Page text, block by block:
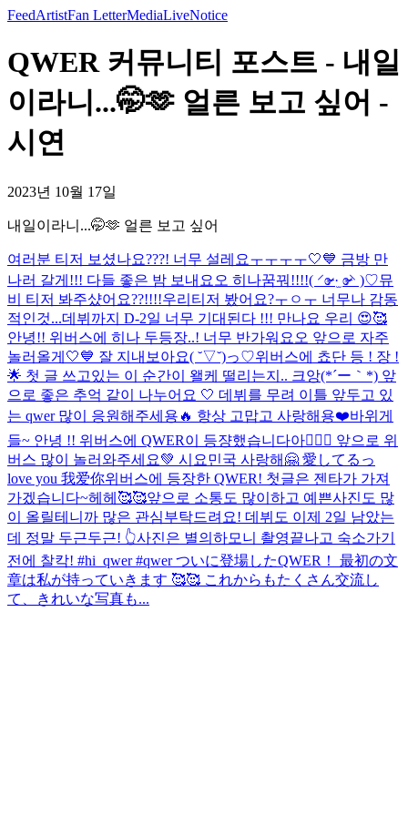
FeedArtistFan LetterMediaLiveNotice
QWER 커뮤니티 포스트 - 내일
이라니...🤭🫶 얼른 보고 싶어 -
시연
2023년 10월 17일
내일이라니...🤭🫶 얼른 보고 싶어
여러분 티저 보셨나요???! 너무 설레요ㅜㅜㅜㅜ🤍💙 금방 만
나러 갈게!!! 다들 좋은 밤 보내요오 히나꿈꿔!!!!( ⸍ɞ̴̶̷ ·̫ ɞ̴̶̷⸌ )♡뮤
비 티저 봐주샸어요??!!!!우리티저 봤어요?ㅜㅇㅜ 너무나 감동
적인것...데뷔까지 D-2일 너무 기대된다 !!! 만나요 우리 😍🥰
안녕!! 위버스에 히나 두등장..! 너무 반가워요오 앞으로 자주
놀러올게🤍💙 잘 지내보아요( ˘▽˘)っ♡위버스에 쵸단 등 ! 장 !
🌟 첫 글 쓰고있는 이 순간이 왤케 떨리는지.. 크앙(*´ー｀*) 앞
으로 좋은 추억 같이 나누어요 🤍 데뷔를 무려 이틀 앞두고 있
는 qwer 많이 응원해주세용🔥 항상 고맙고 사랑해용❤️바위게
들~ 안녕 !! 위버스에 QWER이 등쟝했습니다아💁🏻‍♀️ 앞으로 위
버스 많이 놀러와주세요💚 시요민국 사랑해🤗 愛してるっ
love you 我爱你위버스에 등장한 QWER! 첫글은 젠타가 가져
가겠습니다~헤헤🥰🥰앞으로 소통도 많이하고 예쁜사진도 많
이 올릴테니까 많은 관심부탁드려요! 데뷔도 이제 2일 남았는
데 정말 두근두근! 👆사진은 별의하모니 촬영끝나고 숙소가기
전에 찰칵! #hi_qwer #qwer ついに登場したQWER！ 最初の文
章は私が持っていきます 🥰🥰 これからもたくさん交流し
て、きれいな写真も...